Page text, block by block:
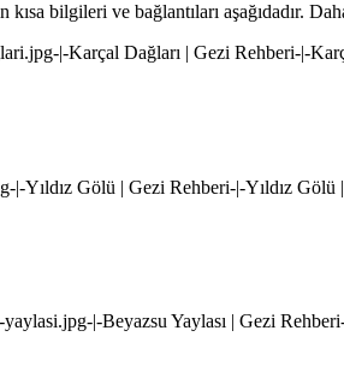
bilgileri ve bağlantıları aşağıdadır.
|-Karçal Dağları | Gezi Rehberi-|-
Gölü | Gezi Rehberi-|-Yıldız Gölü
|-Beyazsu Yaylası | Gezi